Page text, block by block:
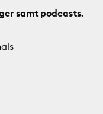
samt podcasts.